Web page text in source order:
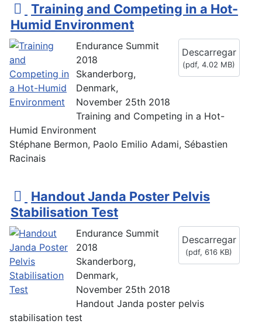
p
d
f
Training and Competing in a Hot-
Humid Environment
Descarregar
(pdf, 4.02 MB)
Endurance Summit
2018
Skanderborg,
Denmark,
November 25th 2018
Training and Competing in a Hot-
Humid Environment
Stéphane Bermon, Paolo Emilio Adami, Sébastien
Racinais
p
d
f
Handout Janda Poster Pelvis
Stabilisation Test
Descarregar
(pdf, 616 KB)
Endurance Summit
2018
Skanderborg,
Denmark,
November 25th 2018
Handout Janda poster pelvis
stabilisation test